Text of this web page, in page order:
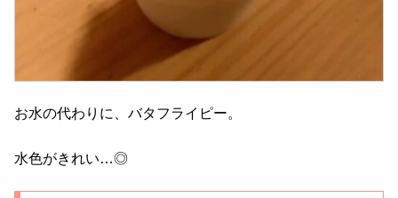
お水の代わりに、バタフライピー。
水色がきれい…◎